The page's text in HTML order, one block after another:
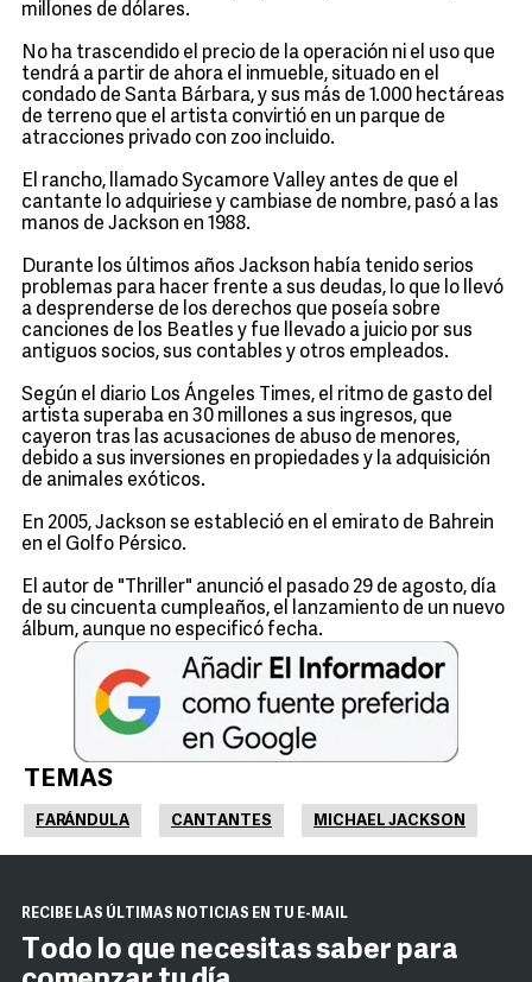
millones de dólares.
No ha trascendido el precio de la operación ni el uso que
tendrá a partir de ahora el inmueble, situado en el
condado de Santa Bárbara, y sus más de 1.000 hectáreas
de terreno que el artista convirtió en un parque de
atracciones privado con zoo incluido.
El rancho, llamado Sycamore Valley antes de que el
cantante lo adquiriese y cambiase de nombre, pasó a las
manos de Jackson en 1988.
Durante los últimos años Jackson había tenido serios
problemas para hacer frente a sus deudas, lo que lo llevó
a desprenderse de los derechos que poseía sobre
canciones de los Beatles y fue llevado a juicio por sus
antiguos socios, sus contables y otros empleados.
Según el diario Los Ángeles Times, el ritmo de gasto del
artista superaba en 30 millones a sus ingresos, que
cayeron tras las acusaciones de abuso de menores,
debido a sus inversiones en propiedades y la adquisición
de animales exóticos.
En 2005, Jackson se estableció en el emirato de Bahrein
en el Golfo Pérsico.
El autor de "Thriller" anunció el pasado 29 de agosto, día
de su cincuenta cumpleaños, el lanzamiento de un nuevo
álbum, aunque no especificó fecha.
TEMAS
FARÁNDULA CANTANTES MICHAEL JACKSON
RECIBE LAS ÚLTIMAS NOTICIAS EN TU E-MAIL
Todo lo que necesitas saber para